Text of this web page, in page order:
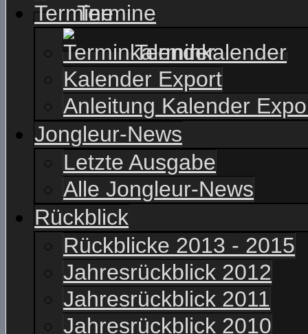
Termine
Terminkalender
Kalender Export
Anleitung Kalender
Jongleur-News
Letzte Ausgabe
Alle Jongleur-News
Rückblick
Rückblicke 2013 - 2015
Jahresrückblick 2012
Jahresrückblick 2011
Jahresrückblick 2010